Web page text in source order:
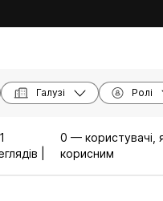
Галузі Ролі
|
0 — користувачі,
корисним